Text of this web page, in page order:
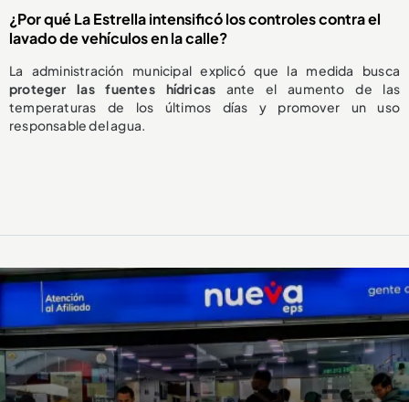
¿Por qué La Estrella intensificó los controles contra el
lavado de vehículos en la calle?
La administración municipal explicó que la medida busca
proteger las fuentes hídricas ante el aumento de las
temperaturas de los últimos días y promover un uso
responsable del agua.